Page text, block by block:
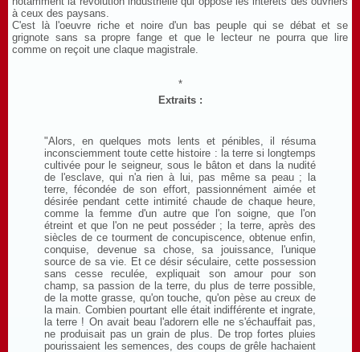
à ceux des paysans.
C'est là l'oeuvre riche et noire d'un bas peuple qui se débat et se
grignote sans sa propre fange et que le lecteur ne pourra que lire
comme on reçoit une claque magistrale.
*
Extraits :
"Alors, en quelques mots lents et pénibles, il résuma
inconsciemment toute cette histoire : la terre si longtemps
cultivée pour le seigneur, sous le bâton et dans la nudité
de l'esclave, qui n'a rien à lui, pas même sa peau ; la
terre, fécondée de son effort, passionnément aimée et
désirée pendant cette intimité chaude de chaque heure,
comme la femme d'un autre que l'on soigne, que l'on
étreint et que l'on ne peut posséder ; la terre, après des
siècles de ce tourment de concupiscence, obtenue enfin,
conquise, devenue sa chose, sa jouissance, l'unique
source de sa vie. Et ce désir séculaire, cette possession
sans cesse reculée, expliquait son amour pour son
champ, sa passion de la terre, du plus de terre possible,
de la motte grasse, qu'on touche, qu'on pèse au creux de
la main. Combien pourtant elle était indifférente et ingrate,
la terre ! On avait beau l'adorern elle ne s'échauffait pas,
ne produisait pas un grain de plus. De trop fortes pluies
pourissaient les semences, des coups de grêle hachaient